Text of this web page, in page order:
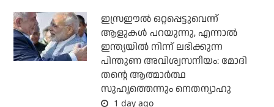
ഇസ്രഈല്‍ ഒറ്റപ്പെട്ടുവെന്ന്
ആളുകള്‍ പറയുന്നു, എന്നാല്‍
ഇന്ത്യയില്‍ നിന്ന് ലഭിക്കുന്ന
പിന്തുണ അവിശ്വസനീയം: മോദി
തന്റെ ആത്മാര്‍ത്ഥ
സുഹൃത്തെന്നും നെതന്യാഹു
1 day ago